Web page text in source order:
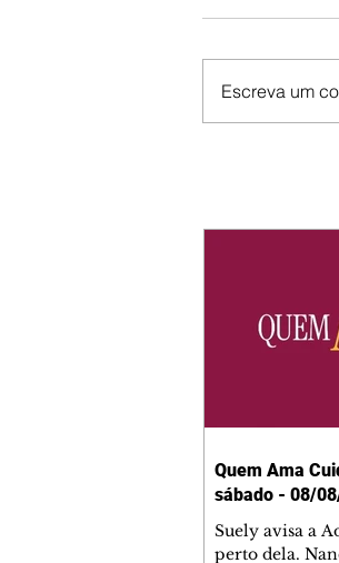
Escreva um
Quem Ama
sábado - 08/
Suely avisa a
perto dela.